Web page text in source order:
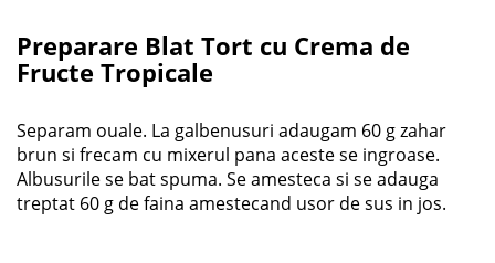
Preparare Blat Tort cu Crema de
Fructe Tropicale
Separam ouale. La galbenusuri adaugam 60 g zahar
brun si frecam cu mixerul pana aceste se ingroase.
Albusurile se bat spuma. Se amesteca si se adauga
treptat 60 g de faina amestecand usor de sus in jos.